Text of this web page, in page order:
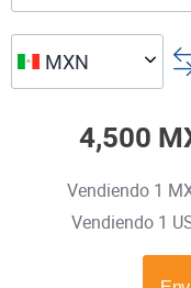
MXN
4,500
Vendiendo 1
Vendiendo 1